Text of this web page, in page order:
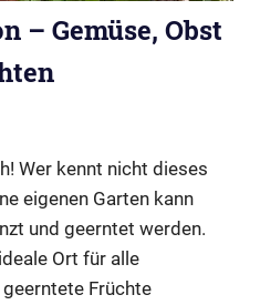
– Gemüse, Obst
Wer kennt nicht dieses
eigenen Garten kann
und geerntet werden.
Ort für alle
Früchte